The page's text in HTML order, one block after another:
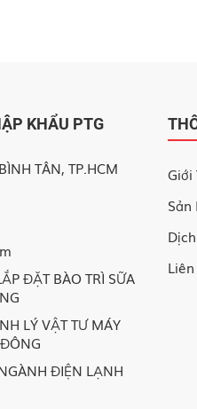
KHẨU PTG
TÂN, TP.HCM
ĐẶT BÀO TRÌ SỮA
LÝ VẬT TƯ MÁY
ĐIỆN LẠNH
Giới
Sản